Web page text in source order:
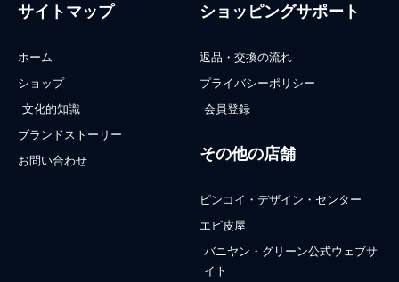
サイトマップ
ホーム
ショップ
文化的知識
ブランドストーリー
お問い合わせ
ショッピングサポート
返品・交換の流れ
プライバシーポリシー
会員登録
その他の店舗
ピンコイ・デザイン・センター
エビ皮屋
バニヤン・グリーン公式ウェブサ
イト